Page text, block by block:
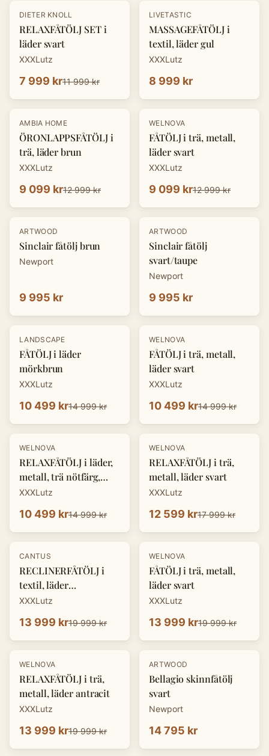
-33%
DIETER KNOLL
RELAXFÅTÖLJ SET i
läder svart
XXXLutz
7 999 kr11 999 kr
LIVETASTIC
MASSAGEFÅTÖLJ i
textil, läder gul
XXXLutz
8 999 kr
-30%
AMBIA HOME
ÖRONLAPPSFÅTÖLJ i
trä, läder brun
XXXLutz
9 099 kr12 999 kr
-30 %
WELNOVA
FÅTÖLJ i trä, metall,
läder svart
XXXLutz
9 099 kr12 999 kr
ARTWOOD
Sinclair fåtölj brun
Newport
9 995 kr
ARTWOOD
Sinclair fåtölj
svart/taupe
Newport
9 995 kr
- 30%
LANDSCAPE
FÅTÖLJ i läder
mörkbrun
XXXLutz
10 499 kr14 999 kr
-30 %
WELNOVA
FÅTÖLJ i trä, metall,
läder svart
XXXLutz
10 499 kr14 999 kr
-30 %
WELNOVA
RELAXFÅTÖLJ i läder,
metall, trä nötfärg,
svart
XXXLutz
10 499 kr14 999 kr
-30 %
WELNOVA
RELAXFÅTÖLJ i trä,
metall, läder svart
XXXLutz
12 599 kr17 999 kr
-30%
CANTUS
RECLINERFÅTÖLJ i
textil, läder
cognacfärgad
XXXLutz
13 999 kr19 999 kr
-30 %
WELNOVA
FÅTÖLJ i trä, metall,
läder svart
XXXLutz
13 999 kr19 999 kr
-30 %
WELNOVA
RELAXFÅTÖLJ i trä,
metall, läder antracit
XXXLutz
13 999 kr19 999 kr
ARTWOOD
Bellagio skinnfåtölj
svart
Newport
14 795 kr